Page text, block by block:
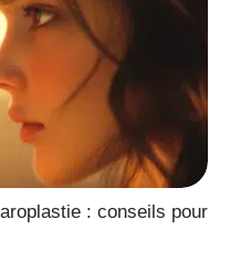
: conseils pour